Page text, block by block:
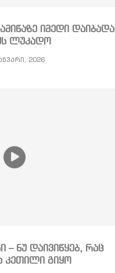
იმედი დაიბადა
ლუკადო
2026
– ნუ დაივიწყებ, რაც
კეთილი გიყო